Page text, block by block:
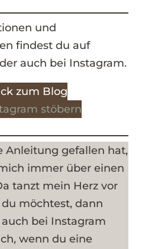
und
findest du auf
auch bei Instagram.
zum Blog
stöbern
Anleitung gefallen hat,
immer über einen
tanzt mein Herz vor
möchtest, dann
bei Instagram
wenn du eine